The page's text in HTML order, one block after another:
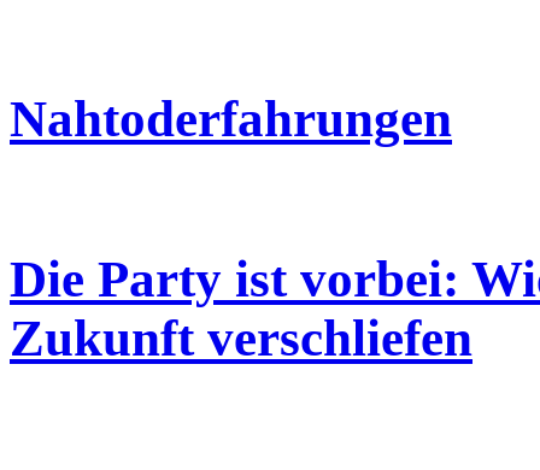
Nahtoderfahrungen
Die Party ist vorbei:
Zukunft verschliefen